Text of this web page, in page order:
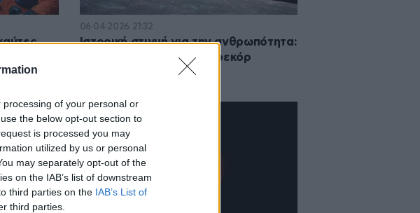
of your personal or
the below opt-out section to
is processed you may
utilized by us or personal
may separately opt-out of the
on the IAB’s list of downstream
third parties on the IAB’s List of
third parties.
06·04·2026 21:32
Ιστορική στιγμή για την ανθρωπότητα:
Το Artemis II έκανε νέο ρεκόρ
απόστασης από τη Γη